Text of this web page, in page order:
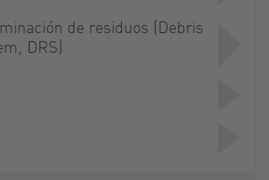
de residuos (Debris
DRS)